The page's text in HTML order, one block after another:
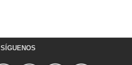
SÍGUENOS